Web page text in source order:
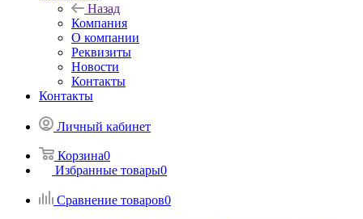
Назад
Компания
О компании
Реквизиты
Новости
Контакты
Контакты
Личный кабинет
Корзина0
Избранные товары0
Сравнение товаров0